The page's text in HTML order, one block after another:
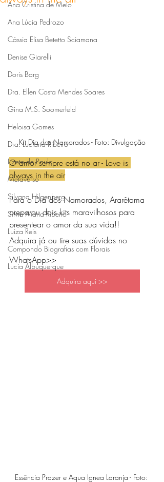
Ana Cristina de Melo
Ana Lúcia Pedrozo
Cássia Elisa Betetto Sciamana
Denise Giarelli
Doris Barg
Dra. Ellen Costa Mendes Soares
Gina M.S. Soomerfeld
Heloisa Gomes
Dra. Luciana Ribeiro
Lizete de Paula
Metaverso
Silvana Hilgenberg
Silvia Maria Ribeiro
Luiza Reis
Compondo Biografias com Florais
Lucia Albuquerque
Kit Dia dos Namorados - Foto: Divulgação
O amor sempre está no ar - Love is
always in the air
Para o Dia dos Namorados, Ararêtama
preparou dois kits maravilhosos para
presentear o amor da sua vida!!
Adquira já ou tire suas dúvidas no
WhatsApp>>
Adquira aqui >>
Essência Prazer e Aqua Ignea Laranja - Foto: